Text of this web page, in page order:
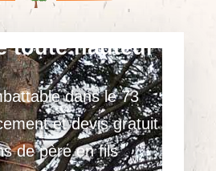
toute hauteur
dans le 73
et devis gratuit
de père en fils